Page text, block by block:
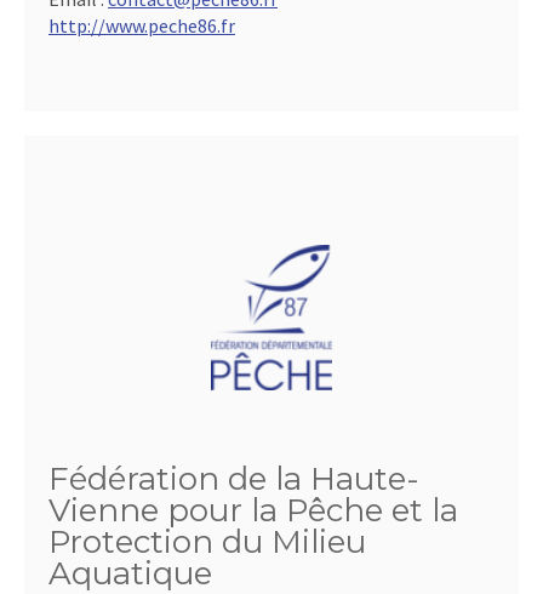
http://www.peche86.fr
Fédération de la Haute-
Vienne pour la Pêche et la
Protection du Milieu
Aquatique